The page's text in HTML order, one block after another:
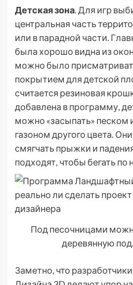
Детская зона. Для игр
центральная часть
или в парадной части.
была хорошо видна из
можно было
покрытием для детской
считается резиновая
добавлена в программу,
можно «засыпать» песком
газоном другого цвета.
смягчать прыжки и
подходят, чтобы бегать
Под песочницами
деревянную
Заметно, что